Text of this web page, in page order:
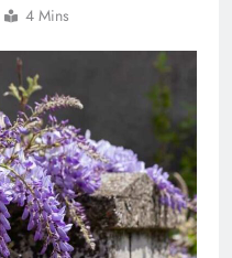
4 Mins